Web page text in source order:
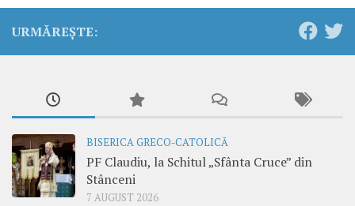
URMĂREȘTE:
BISERICA GRECO-CATOLICĂ
PF Claudiu, la Schitul „Sfânta Cruce” din
Stânceni
7 AUGUST 2026